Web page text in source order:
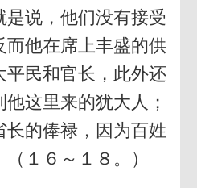
说，他们没有接受
而他在席上丰盛的供
平民和官长，此外还
这里来的犹大人；
长的俸禄，因为百姓
１６～１８。）